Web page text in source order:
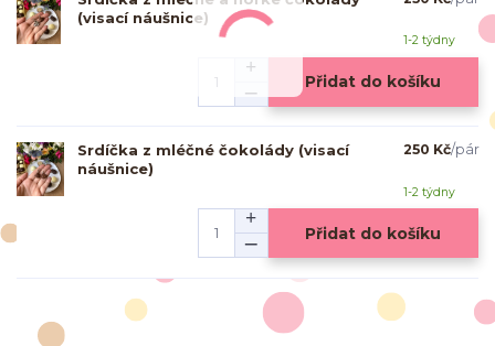
(visací náušnice)
1-2 týdny
Přidat do košíku
Srdíčka z mléčné čokolády (visací
náušnice)
250 Kč/pár
1-2 týdny
Přidat do košíku